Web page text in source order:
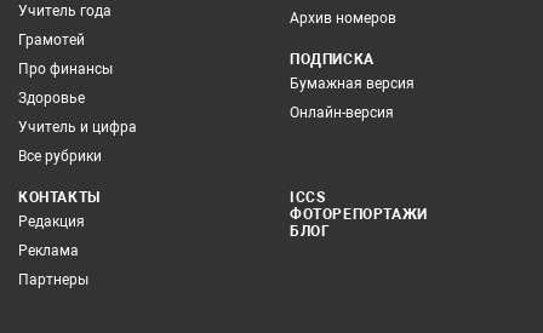
Учитель года
Грамотей
Про финансы
Здоровье
Учитель и цифра
Все рубрики
Архив номеров
ПОДПИСКА
Бумажная версия
Онлайн-версия
КОНТАКТЫ
Редакция
Реклама
Партнеры
ICCS
ФОТОРЕПОРТАЖИ
БЛОГ